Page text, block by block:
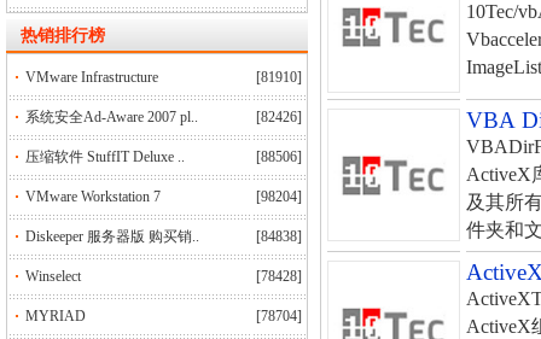
热销排行榜
VMware Infrastructure [81910]
系统安全Ad-Aware 2007 pl.. [82426]
压缩软件 StuffIT Deluxe .. [88506]
VMware Workstation 7 [98204]
Diskeeper 服务器版 购买销.. [84838]
Winselect [78428]
MYRIAD [78704]
10Tec/
VBA
ActiveX
及其所
件夹和
ActiveX